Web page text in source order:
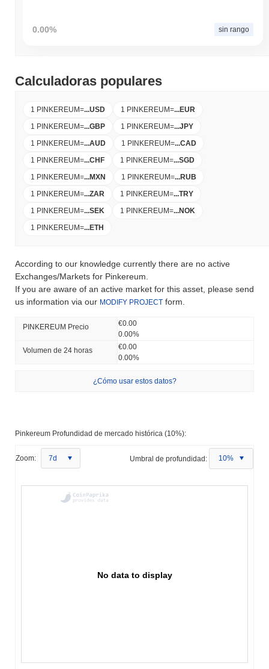
0.00% sin rango
Calculadoras populares
1 PINKEREUM=...USD 1 PINKEREUM=...EUR
1 PINKEREUM=...GBP 1 PINKEREUM=...JPY
1 PINKEREUM=...AUD 1 PINKEREUM=...CAD
1 PINKEREUM=...CHF 1 PINKEREUM=...SGD
1 PINKEREUM=...MXN 1 PINKEREUM=...RUB
1 PINKEREUM=...ZAR 1 PINKEREUM=...TRY
1 PINKEREUM=...SEK 1 PINKEREUM=...NOK
1 PINKEREUM=...ETH
According to our knowledge currently there are no active
Exchanges/Markets for Pinkereum.
If you are aware of an active market for this asset, please send
us information via our MODIFY PROJECT form.
PINKEREUM Precio
€0.00
0.00%
Volumen de 24 horas
€0.00
0.00%
¿Cómo usar estos datos?
Pinkereum Profundidad de mercado histórica (10%):
Zoom: 7d Umbral de profundidad: 10%
No data to display